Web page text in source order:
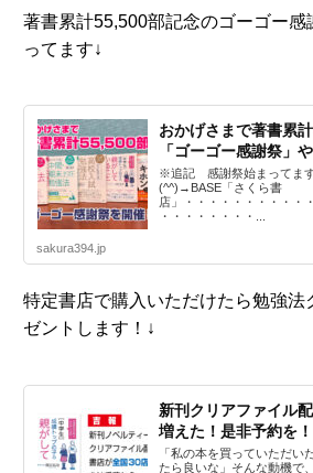
著書累計55,500部記念のゴーゴー感
ってます↓
おかげさまで著書累
「ゴーゴー感謝祭」
※追記 感謝祭始まってま
(^^)→BASE「さくら書
店」・・・・・・・・・・
・・・・・・・・...
sakura394.jp
特定書店で購入いただけたら勉強法
ゼントします！↓
新刊クリアファイル
増えた！是非予約を！
「私の本を買っていただい
たら良いな」そんな動機で